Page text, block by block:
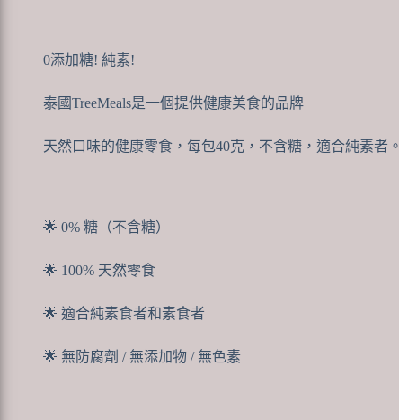
0添加糖! 純素!
泰國TreeMeals是一個提供健康美食的品牌
天然口味的健康零食，每包40克，不含糖，適合純素者。
🌟 0% 糖（不含糖）
🌟 100% 天然零食
🌟 適合純素食者和素食者
🌟 無防腐劑 / 無添加物 / 無色素